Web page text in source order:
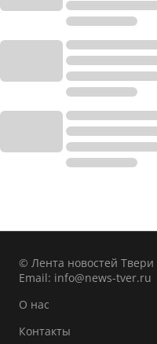
© Лента новостей Твери
Email: info@news-tver.ru
О нас
Контакты